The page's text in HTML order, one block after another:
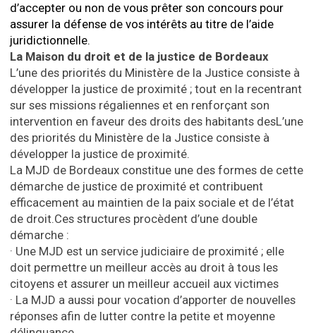
d’accepter ou non de vous prêter son concours pour
assurer la défense de vos intérêts au titre de l’aide
juridictionnelle.
La Maison du droit et de la justice de Bordeaux
L’une des priorités du Ministère de la Justice consiste à
développer la justice de proximité ; tout en la recentrant
sur ses missions régaliennes et en renforçant son
intervention en faveur des droits des habitants desL’une
des priorités du Ministère de la Justice consiste à
développer la justice de proximité.
La MJD de Bordeaux constitue une des formes de cette
démarche de justice de proximité et contribuent
efficacement au maintien de la paix sociale et de l’état
de droit.Ces structures procèdent d’une double
démarche :
· Une MJD est un service judiciaire de proximité ; elle
doit permettre un meilleur accès au droit à tous les
citoyens et assurer un meilleur accueil aux victimes
· La MJD a aussi pour vocation d’apporter de nouvelles
réponses afin de lutter contre la petite et moyenne